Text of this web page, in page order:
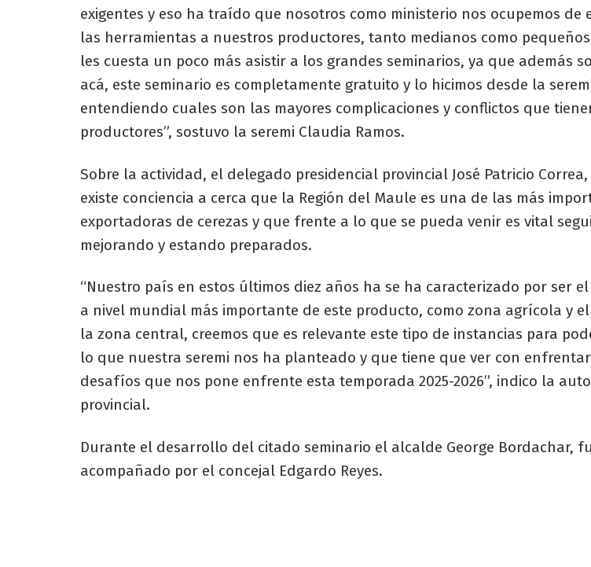
exigentes y eso ha traído que nosotros como ministerio nos ocupemos de
las herramientas a nuestros productores, tanto medianos como
les cuesta un poco más asistir a los grandes seminarios, ya que además
acá, este seminario es completamente gratuito y lo hicimos desde la
entendiendo cuales son las mayores complicaciones y conflictos que
productores”, sostuvo la seremi Claudia Ramos.
Sobre la actividad, el delegado presidencial provincial José Patricio
existe conciencia a cerca que la Región del Maule es una de las más
exportadoras de cerezas y que frente a lo que se pueda venir es vital
mejorando y estando preparados.
“Nuestro país en estos últimos diez años ha se ha caracterizado por ser
a nivel mundial más importante de este producto, como zona agrícola y
la zona central, creemos que es relevante este tipo de instancias para
lo que nuestra seremi nos ha planteado y que tiene que ver con
desafíos que nos pone enfrente esta temporada 2025-2026”, indico la
provincial.
Durante el desarrollo del citado seminario el alcalde George Bordachar,
acompañado por el concejal Edgardo Reyes.